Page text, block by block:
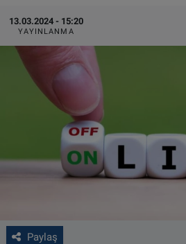
13.03.2024 - 15:20
YAYINLANMA
Paylaş
BİLİM-TEKNOLOJİ
SAĞLIK
FOTO GALERİ
VIDEO GALERİ
ALGEMENE VOORWAARDEN
CONTACT
Haber Arşivi